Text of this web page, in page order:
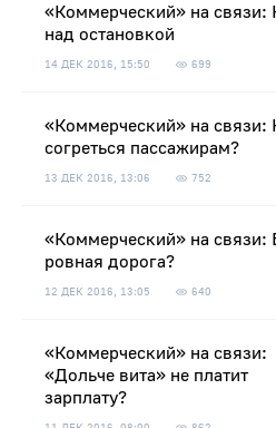
«Коммерческий» на
над остановкой
14 ДЕК 2016, 15:50 699
«Коммерческий» на связи:
согреться пассажирам?
13 ДЕК 2016, 13:06 752
«Коммерческий» на связи:
ровная дорога?
12 ДЕК 2016, 13:05 640
«Коммерческий» на связи:
«Дольче вита» не платит
зарплату?